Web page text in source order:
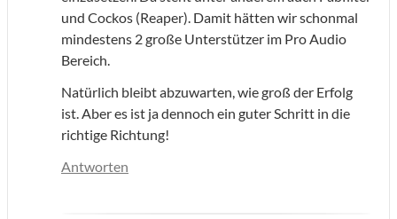
und Cockos (Reaper). Damit hätten wir schonmal
mindestens 2 große Unterstützer im Pro Audio
Bereich.
Natürlich bleibt abzuwarten, wie groß der Erfolg
ist. Aber es ist ja dennoch ein guter Schritt in die
richtige Richtung!
Antworten